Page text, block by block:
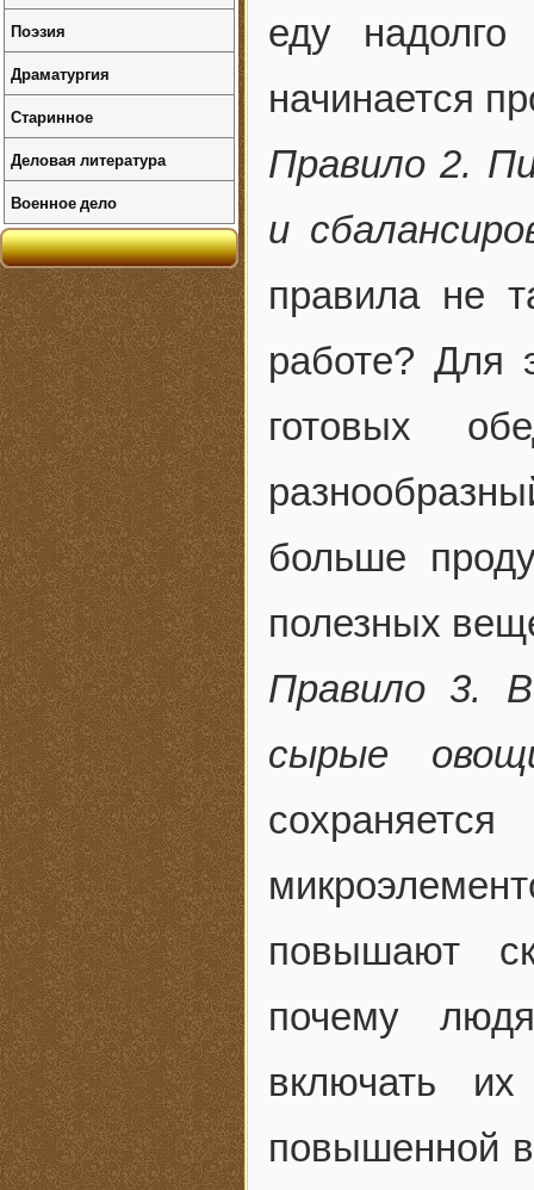
еду
начинается
Правило 2.
и
правила не
работе? Для
готовых
больше
полезных
Правило 3.
сырые
повышают
почему
включать
повышенной
Поэзия
Драматургия
Старинное
Деловая литература
Военное дело